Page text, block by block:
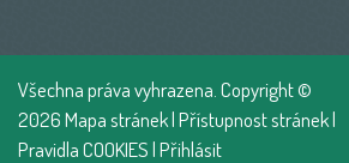
Všechna práva vyhrazena. Copyright ©
2026Mapa stránek|Přístupnost stránek|
Pravidla COOKIES|Přihlásit